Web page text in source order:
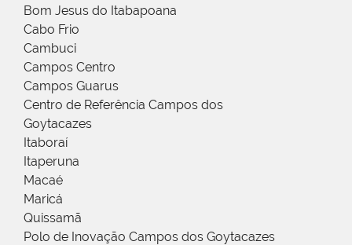
Bom Jesus do Itabapoana
Cabo Frio
Cambuci
Campos Centro
Campos Guarus
Centro de Referência Campos dos
Goytacazes
Itaboraí
Itaperuna
Macaé
Maricá
Quissamã
Polo de Inovação Campos dos Goytacazes